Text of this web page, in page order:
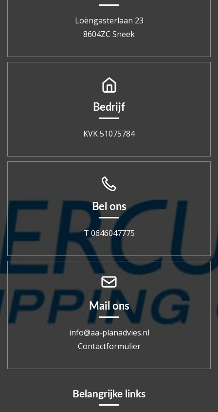
Loëngasterlaan 23
8604ZC Sneek
Bedrijf
KVK 51075784
Bel ons
T 0646047775
Mail ons
info@aa-planadvies.nl
Contactformulier
Belangrijke links